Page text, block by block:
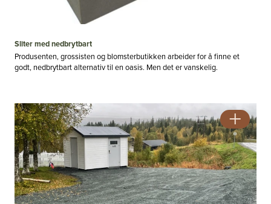
Sliter med nedbrytbart
Produsenten, grossisten og blomsterbutikken arbeider for å finne et
godt, nedbrytbart alternativ til en oasis. Men det er vanskelig.